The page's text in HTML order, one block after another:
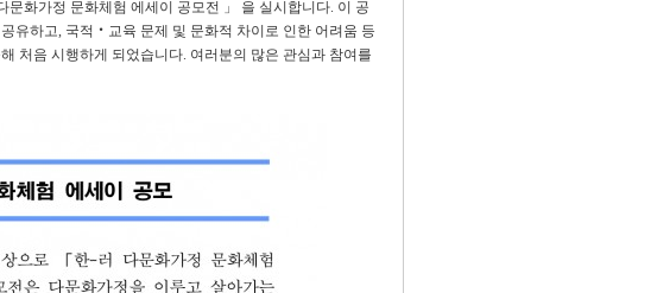
화가정 문화체험 에세이 공모전 」 을 실시합니다. 이 공
유하고, 국적‧교육 문제 및 문화적 차이로 인한 어려움 등
처음 시행하게 되었습니다. 여러분의 많은 관심과 참여를